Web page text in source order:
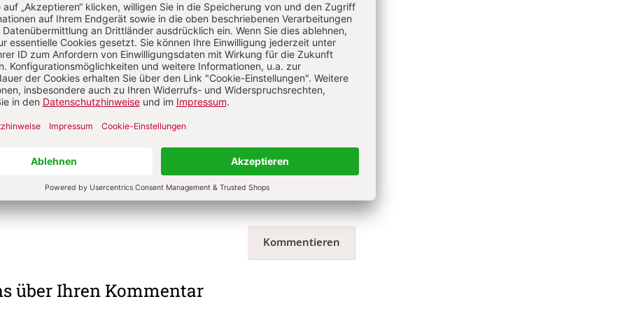
Anmelden
Jäkel
1936. Nach Lehrtätigkeiten an Volks- und Hochschulen leitender Mitarbeiter bei
Aachen. Autor meditativer Sprüche, Gedichte und Kurzgeschichten. Nachberuflich
in der Freizeitpastoral.
Kommentieren
über Ihren Kommentar